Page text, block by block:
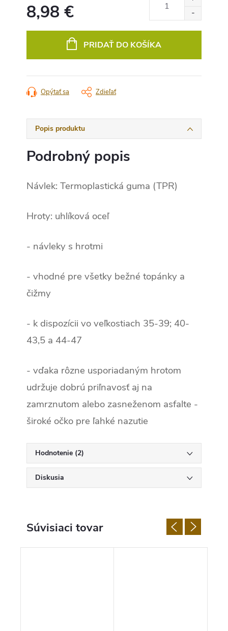
8,98 €
PRIDAŤ DO KOŠÍKA
Opýtať sa Zdieľať
Popis produktu
Podrobný popis
Návlek: Termoplastická guma (TPR)
Hroty: uhlíková oceľ
- návleky s hrotmi
- vhodné pre všetky bežné topánky a
čižmy
- k dispozícii vo veľkostiach 35-39; 40-
43,5 a 44-47
- vďaka rôzne usporiadaným hrotom
udržuje dobrú priľnavosť aj na
zamrznutom alebo zasneženom asfalte -
široké očko pre ľahké nazutie
Hodnotenie (2)
Diskusia
Súvisiaci tovar